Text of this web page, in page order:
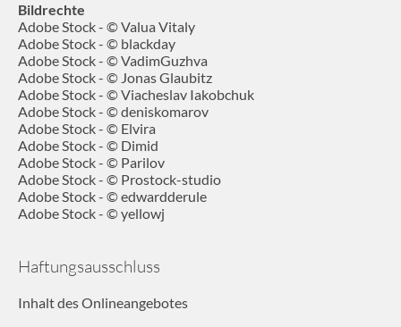
Bildrechte
Adobe Stock - © Valua Vitaly
Adobe Stock - © blackday
Adobe Stock - © VadimGuzhva
Adobe Stock - © Jonas Glaubitz
Adobe Stock - © Viacheslav Iakobchuk
Adobe Stock - © deniskomarov
Adobe Stock - © Elvira
Adobe Stock - © Dimid
Adobe Stock - © Parilov
Adobe Stock - © Prostock-studio
Adobe Stock - © edwardderule
Adobe Stock - © yellowj
Haftungsausschluss
Inhalt des Onlineangebotes